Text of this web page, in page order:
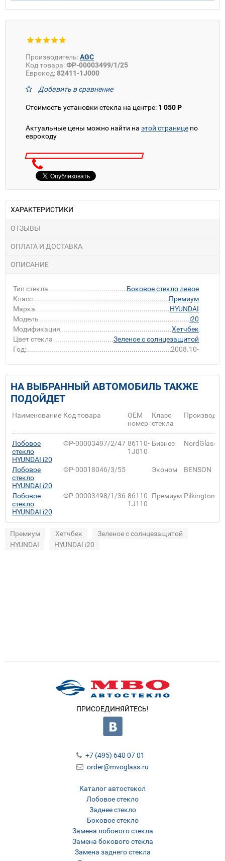
Производитель:AGC
Код товара:ФР-00003499/1/25
Еврокод:82411-1J000
Добавить в сравнение
Стоимость установки стекла на центре: 1 050 Р
Актуальные цены можно найти на этой странице по
еврокоду
ХАРАКТЕРИСТИКИ
ОТЗЫВЫ
ОПЛАТА И ДОСТАВКА
ОПИСАНИЕ
Тип стекла
Боковое стекло левое
Класс
Премиум
Марка
HYUNDAI
Модель
i20
Модификация
Хетчбек
Цвет стекла
Зеленое с солнцезащитой
Год:
2008.10-
НА ВЫБРАННЫЙ АВТОМОБИЛЬ ТАКЖЕ
ПОДОЙДЕТ
Наименование Код товара
ОЕМ
номер
Класс
стекла
Лобовое
стекло
HYUNDAI i20
ФР-00003497/2/47 86110-
1J010
Бизнес NordGlass
Лобовое
стекло
HYUNDAI i20
ФР-00018046/3/55 Эконом BENSON
Лобовое
стекло
HYUNDAI i20
ФР-00003498/1/36 86110-
1J110
Премиум Pilkington
Премиум Хетчбек
Зеленое с солнцезащитой
HYUNDAI
HYUNDAI i20
ПРИСОЕДИНЯЙТЕСЬ!
Каталог автостекол
Лобовое стекло
Заднее стекло
Боковое стекло
Замена лобового стекла
Замена бокового стекла
Замена заднего стекла
+7 (495) 640 07 01
order@mvoglass.ru